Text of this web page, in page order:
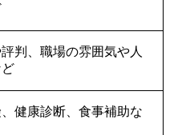
判、職場の雰囲気や人
健康診断、食事補助な